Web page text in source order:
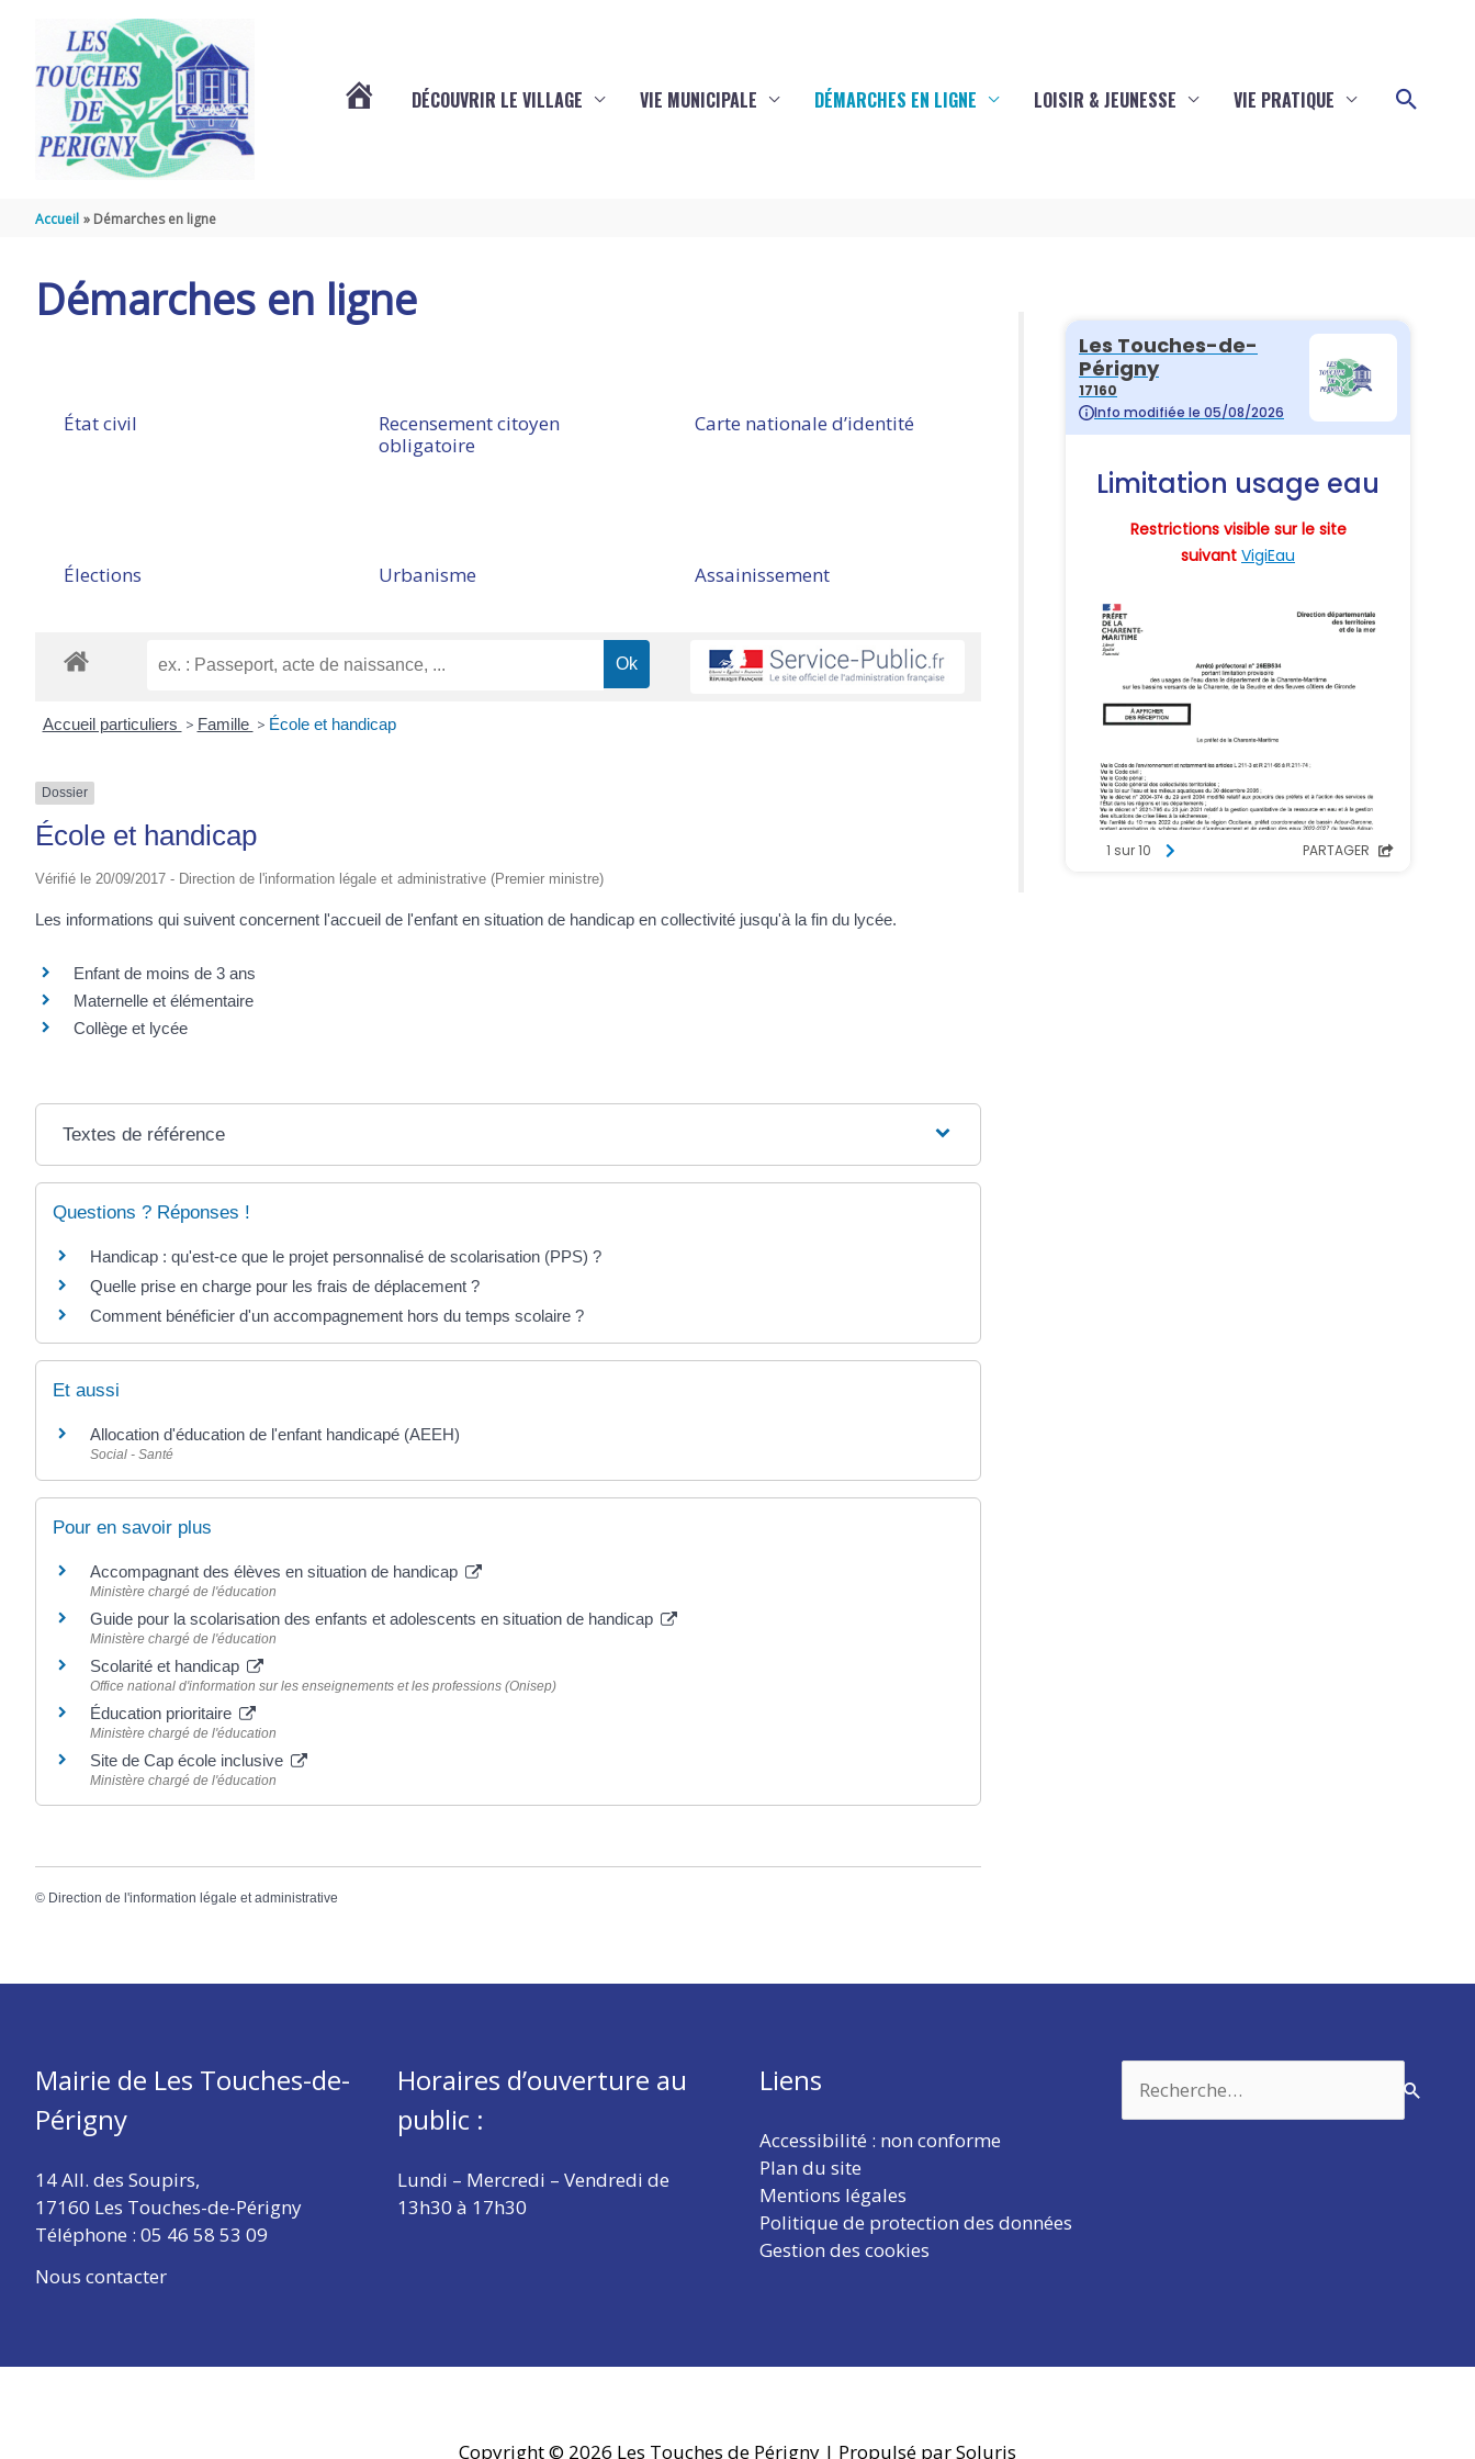
DÉCOUVRIR LE VILLAGE VIE MUNICIPALE DÉMARCHES EN LIGNE LOISIR & JEUNESSE VIE PRATIQUE
Accueil Démarches en ligne
Démarches en ligne
État civil
Recensement citoyen
obligatoire
Carte nationale d’identité
Élections Urbanisme Assainissement
Accueil particuliers > Famille > École et handicap
Dossier
École et handicap
Vérifié le 20/09/2017 - Direction de l'information légale et administrative (Premier ministre)
Les informations qui suivent concernent l'accueil de l'enfant en situation de handicap en collectivité jusqu'à la fin du lycée.
Enfant de moins de 3 ans
Maternelle et élémentaire
Collège et lycée
Textes de référence
Questions ? Réponses !
Handicap : qu'est-ce que le projet personnalisé de scolarisation (PPS) ?
Quelle prise en charge pour les frais de déplacement ?
Comment bénéficier d'un accompagnement hors du temps scolaire ?
Et aussi
Allocation d'éducation de l'enfant handicapé (AEEH)
Social - Santé
Pour en savoir plus
Accompagnant des élèves en situation de handicap
Ministère chargé de l'éducation
Guide pour la scolarisation des enfants et adolescents en situation de handicap
Ministère chargé de l'éducation
Scolarité et handicap
Office national d'information sur les enseignements et les professions (Onisep)
Éducation prioritaire
Ministère chargé de l'éducation
Site de Cap école inclusive
Ministère chargé de l'éducation
© Direction de l'information légale et administrative
Mairie de Les Touches-de-
Périgny
14 All. des Soupirs,
17160 Les Touches-de-Périgny
Téléphone : 05 46 58 53 09
Nous contacter
Horaires d’ouverture au
public :
Lundi – Mercredi – Vendredi de
13h30 à 17h30
Liens
Accessibilité : non conforme
Plan du site
Mentions légales
Politique de protection des données
Gestion des cookies
Copyright © 2026 Les Touches de Périgny | Propulsé par Soluris